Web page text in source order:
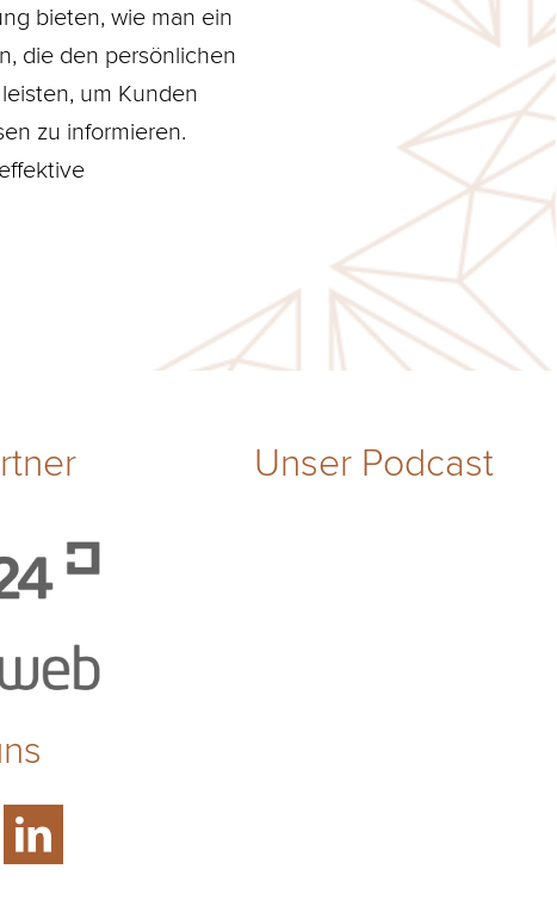
bieten, wie man ein
die den persönlichen
um Kunden
zu informieren.
Unser Podcast